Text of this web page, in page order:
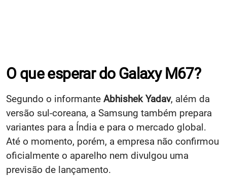
O que esperar do Galaxy M67?
Segundo o informante Abhishek Yadav, além da
versão sul-coreana, a Samsung também prepara
variantes para a Índia e para o mercado global.
Até o momento, porém, a empresa não confirmou
oficialmente o aparelho nem divulgou uma
previsão de lançamento.